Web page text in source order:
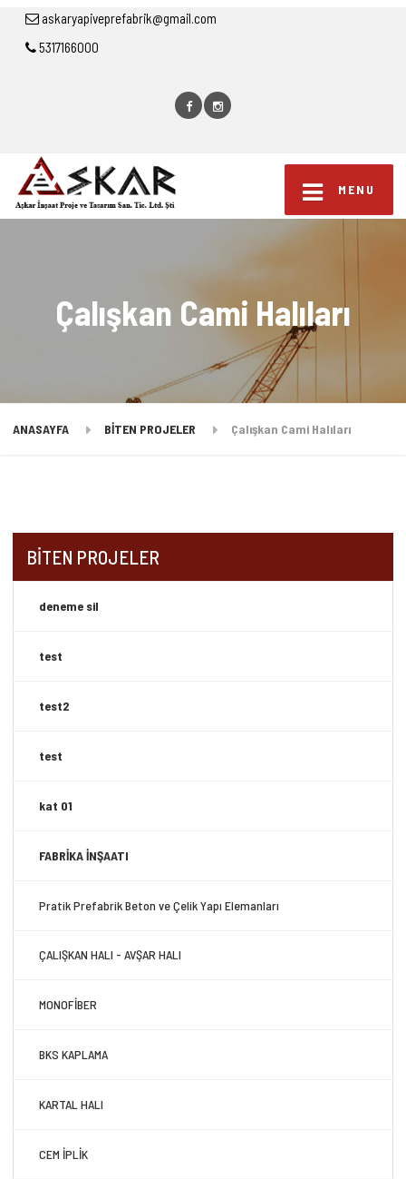
askaryapiveprefabrik@gmail.com
5317166000
MENU
Çalışkan Cami Halıları
ANASAYFA BİTEN PROJELER Çalışkan Cami Halıları
BİTEN PROJELER
deneme sil
test
test2
test
kat 01
FABRİKA İNŞAATI
Pratik Prefabrik Beton ve Çelik Yapı Elemanları
ÇALIŞKAN HALI - AVŞAR HALI
MONOFİBER
BKS KAPLAMA
KARTAL HALI
CEM İPLİK